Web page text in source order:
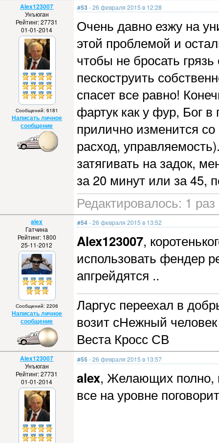
Alex123007
Унъюган
Рейтинг: 27731
01-01-2014
Сообщений: 6181
Написать личное
сообщение
#53 - 26 февраля 2015 в 12:28
Очень давно езжу на
этой проблемой и
чтобы не бросать
пескоструить
спасет все равно!
фартук как у фур, Бог
прилично изменится
расход,
затягивать на задок,
за 20 минут или за 45,
Редактировалось: 1
alex
Гатчина
Рейтинг: 1800
25-11-2012
Сообщений: 2206
Написать личное
сообщение
#54- 26 февраля 2015 в 13:52
Alex123007,
использовать фендер
апгрейдятся ..
Ларгус переехал в
возит сНежный
Веста Кросс СВ
Alex123007
Унъюган
Рейтинг: 27731
01-01-2014
#55 - 26 февраля 2015 в 13:57
alex, Желающих полно,
все на уровне